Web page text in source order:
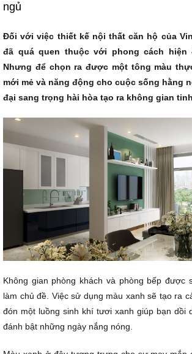
ngủ
Đối với việc thiết kế nội thất căn hộ của
đã quá quen thuộc với phong cách hiện
Nhưng để chọn ra được một tông màu
mới mẻ và năng động cho cuộc sống hằng
đại sang trọng hài hòa tạo ra không gian
Không gian phòng khách và phòng bếp được
làm chủ đề. Việc sử dụng màu xanh sẽ tạo ra
đón một luồng sinh khí tươi xanh giúp bạn dồi
đánh bật những ngày nắng nóng.